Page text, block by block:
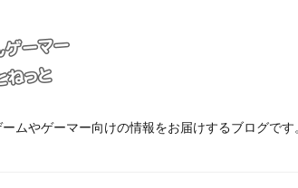
ムやゲーマー向けの情報をお届けするブログで